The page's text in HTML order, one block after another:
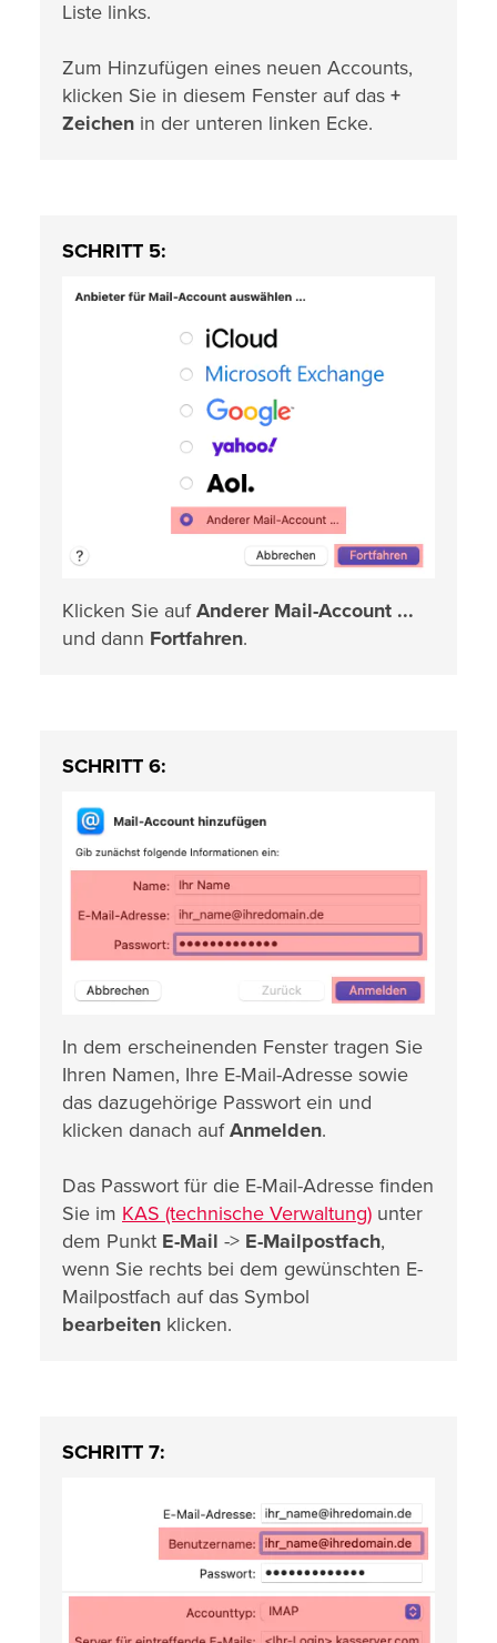
Liste links.
Zum Hinzufügen eines neuen Accounts,
klicken Sie in diesem Fenster auf das +
Zeichen in der unteren linken Ecke.
SCHRITT 5:
Klicken Sie aufAnderer Mail-Account ...
und dann Fortfahren.
SCHRITT 6:
In dem erscheinenden Fenster tragen Sie
Ihren Namen, Ihre E-Mail-Adresse sowie
das dazugehörige Passwort ein und
klicken danach aufAnmelden.
Das Passwort für die E-Mail-Adresse finden
Sie im KAS (technische Verwaltung) unter
dem Punkt E-Mail -> E-Mailpostfach,
wenn Sie rechts bei dem gewünschten E-
Mailpostfach auf das Symbol
bearbeiten klicken.
SCHRITT 7: